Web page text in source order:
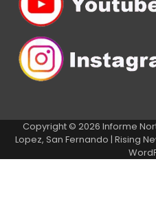
Copyright © 2026 Informe
Lopez, San Fernando | Rising